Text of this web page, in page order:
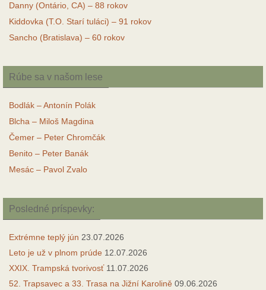
Danny (Ontário, CA) – 88 rokov
Kiddovka (T.O. Starí tuláci) – 91 rokov
Sancho (Bratislava) – 60 rokov
Rúbe sa v našom lese
Bodlák – Antonín Polák
Blcha – Miloš Magdina
Čemer – Peter Chromčák
Benito – Peter Banák
Mesác – Pavol Zvalo
Posledné príspevky:
Extrémne teplý jún 23.07.2026
Leto je už v plnom prúde 12.07.2026
XXIX. Trampská tvorivosť 11.07.2026
52. Trapsavec a 33. Trasa na Jižní Karolině 09.06.2026